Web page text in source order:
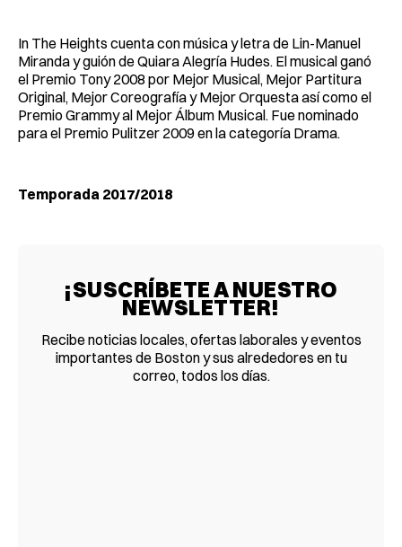
In The Heights cuenta con música y letra de Lin-Manuel
Miranda y guión de Quiara Alegría Hudes. El musical ganó
el Premio Tony 2008 por Mejor Musical, Mejor Partitura
Original, Mejor Coreografía y Mejor Orquesta así como el
Premio Grammy al Mejor Álbum Musical. Fue nominado
para el Premio Pulitzer 2009 en la categoría Drama.
Temporada 2017/2018
¡SUSCRÍBETE A NUESTRO
NEWSLETTER!
Recibe noticias locales, ofertas laborales y eventos
importantes de Boston y sus alrededores en tu
correo, todos los días.